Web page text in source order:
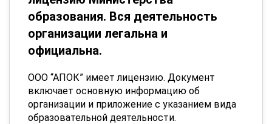
образования. Вся деятельность
организации легальна и
официальна.
ООО “АПОК” имеет лицензию. Документ
включает основную информацию об
организации и приложение с указанием вида
образовательной деятельности.